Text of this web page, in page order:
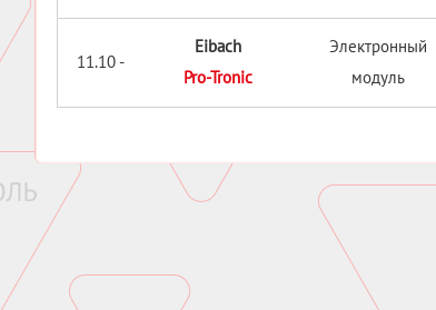
11.10 -
Eibach
Pro-Tronic
Электронный
модуль